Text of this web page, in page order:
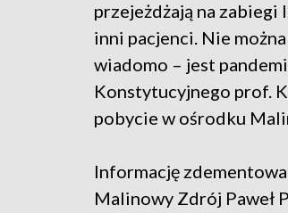
przejeżdżają na zabiegi
inni pacjenci. Nie
wiadomo – jest
Konstytucyjnego prof.
pobycie w ośrodku
Informację
Malinowy Zdrój Paweł